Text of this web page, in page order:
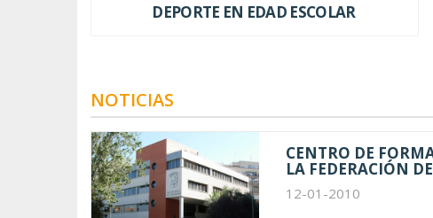
DEPORTE EN EDAD ESCOLAR
NOTICIAS
CENTRO DE
LA FEDERACIÓN
12-01-2010